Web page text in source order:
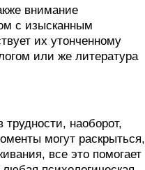
внимание
с изысканным
их утонченному
или же литература
наоборот,
могут раскрыться,
все это помогает